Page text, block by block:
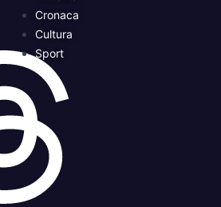
Cronaca
Cultura
Sport